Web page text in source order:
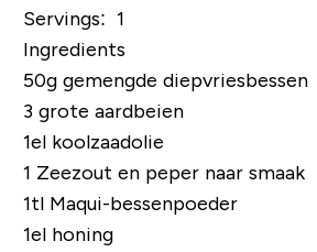
Servings: 1
Ingredients
50g gemengde diepvriesbessen
3 grote aardbeien
1el koolzaadolie
1 Zeezout en peper naar smaak
1tl Maqui-bessenpoeder
1el honing